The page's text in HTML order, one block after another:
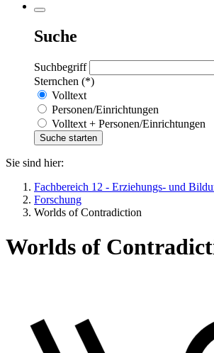
Suche
Suchbegriff
Sternchen (*)
Volltext
Personen/Einrichtungen
Volltext + Personen/Einrichtungen
Sie sind hier:
Fachbereich 12 - Erziehungs- und
Forschung
Worlds of Contradiction
Worlds of